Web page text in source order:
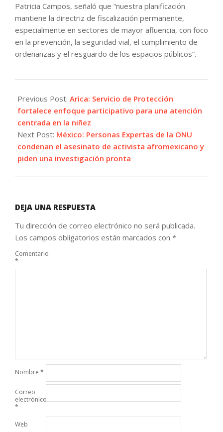
Patricia Campos, señaló que “nuestra planificación
mantiene la directriz de fiscalización permanente,
especialmente en sectores de mayor afluencia, con foco
en la prevención, la seguridad vial, el cumplimiento de
ordenanzas y el resguardo de los espacios públicos”.
07-
01
Previous Post: Arica: Servicio de Protección
fortalece enfoque participativo para una atención
centrada en la niñez
Next Post: México: Personas Expertas de la ONU
condenan el asesinato de activista afromexicano y
piden una investigación pronta
DEJA UNA RESPUESTA
Tu dirección de correo electrónico no será publicada.
Los campos obligatorios están marcados con *
Comentario
*
Nombre *
Correo
electrónico
*
Web